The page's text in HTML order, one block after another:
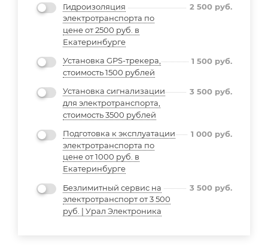
Гидроизоляция
электротранспорта по
цене от 2500 руб. в
Екатеринбурге
2 500 руб.
Установка GPS-трекера,
стоимость 1500 рублей
1 500 руб.
Установка сигнализации
для электротранспорта,
стоимость 3500 рублей
3 500 руб.
Подготовка к эксплуатации
электротранспорта по
цене от 1000 руб. в
Екатеринбурге
1 000 руб.
Безлимитный сервис на
электротранспорт от 3 500
руб. | Урал Электроника
3 500 руб.